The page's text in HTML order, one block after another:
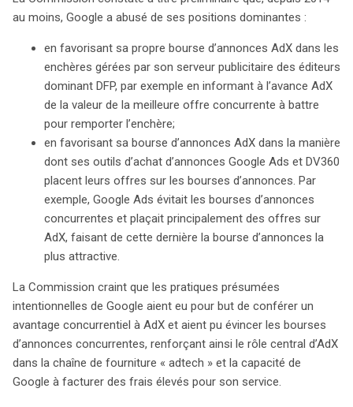
au moins, Google a abusé de ses positions dominantes :
en favorisant sa propre bourse d’annonces AdX dans les
enchères gérées par son serveur publicitaire des éditeurs
dominant DFP, par exemple en informant à l’avance AdX
de la valeur de la meilleure offre concurrente à battre
pour remporter l’enchère;
en favorisant sa bourse d’annonces AdX dans la manière
dont ses outils d’achat d’annonces Google Ads et DV360
placent leurs offres sur les bourses d’annonces. Par
exemple, Google Ads évitait les bourses d’annonces
concurrentes et plaçait principalement des offres sur
AdX, faisant de cette dernière la bourse d’annonces la
plus attractive.
La Commission craint que les pratiques présumées
intentionnelles de Google aient eu pour but de conférer un
avantage concurrentiel à AdX et aient pu évincer les bourses
d’annonces concurrentes, renforçant ainsi le rôle central d’AdX
dans la chaîne de fourniture « adtech » et la capacité de
Google à facturer des frais élevés pour son service.